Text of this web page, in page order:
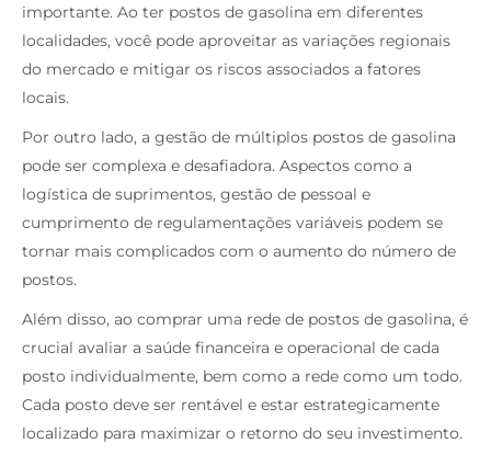
importante. Ao ter postos de gasolina em diferentes
localidades, você pode aproveitar as variações regionais
do mercado e mitigar os riscos associados a fatores
locais.
Por outro lado, a gestão de múltiplos postos de gasolina
pode ser complexa e desafiadora. Aspectos como a
logística de suprimentos, gestão de pessoal e
cumprimento de regulamentações variáveis podem se
tornar mais complicados com o aumento do número de
postos.
Além disso, ao comprar uma rede de postos de gasolina, é
crucial avaliar a saúde financeira e operacional de cada
posto individualmente, bem como a rede como um todo.
Cada posto deve ser rentável e estar estrategicamente
localizado para maximizar o retorno do seu investimento.